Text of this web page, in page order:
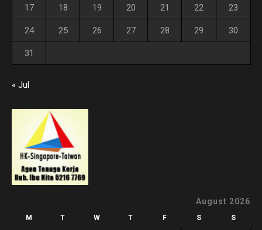
17 18 19 20 21 22 23
24 25 26 27 28 29 30
31
« Jul
August 2026
M T W T F S S